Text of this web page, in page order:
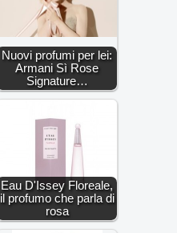
Nuovi profumi per lei:
Armani Sì Rose
Signature…
Eau D'Issey Floreale,
il profumo che parla di
rosa